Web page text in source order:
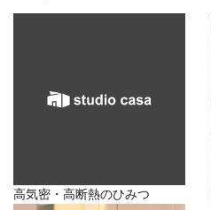
高気密・高断熱のひみつ